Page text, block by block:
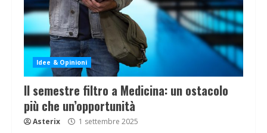
Idee & Opinioni
Il semestre filtro a Medicina: un ostacolo
più che un’opportunità
Asterix 1 settembre 2025